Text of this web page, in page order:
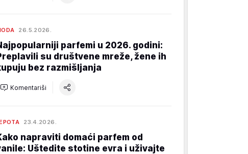
26.5.2026.
parfemi u 2026. godini:
su društvene mreže, žene ih
bez razmišljanja
Komentariši
23.4.2026.
napraviti domaći parfem od
Uštedite stotine evra i uživajte